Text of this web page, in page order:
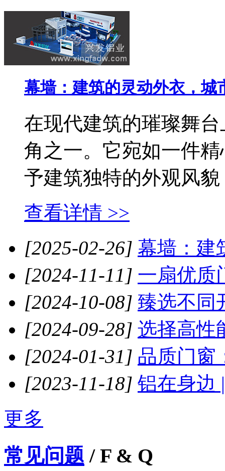
幕墙：建筑的灵动外衣，城
在现代建筑的璀璨舞
角之一。它宛如一件
予建筑独特的外观风
查看详情 >>
[2025-02-26] 幕墙：建
[2024-11-11] 一扇优质
[2024-10-08] 臻选不同
[2024-09-28] 选择高性
[2024-01-31] 品质门窗
[2023-11-18] 铝在身边
更多
常见问题 / F & Q